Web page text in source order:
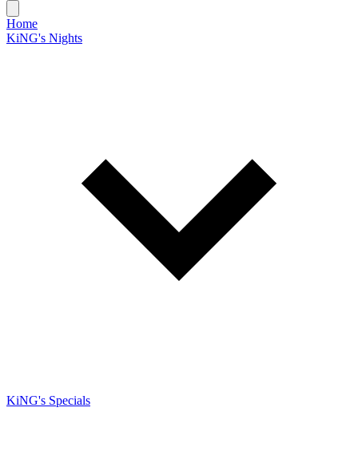
Home
KiNG's Nights
KiNG's Specials